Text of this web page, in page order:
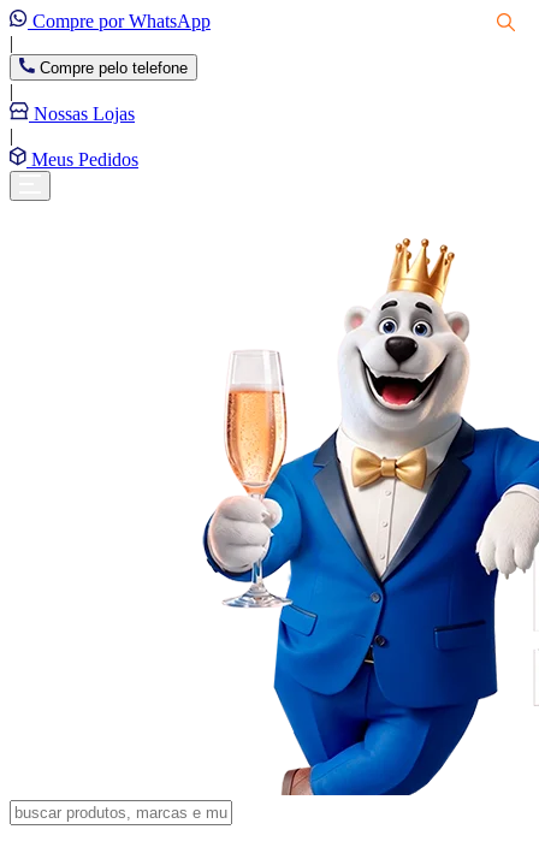
Compre por WhatsApp
|
Compre pelo telefone
|
Nossas Lojas
|
Meus Pedidos